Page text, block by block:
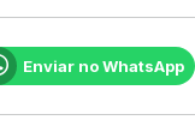
Enviar no WhatsApp